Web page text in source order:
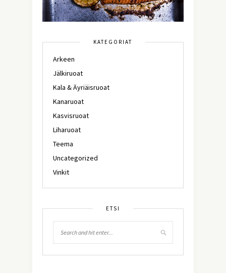
KATEGORIAT
Arkeen
Jälkiruoat
Kala & Äyriäisruoat
Kanaruoat
Kasvisruoat
Liharuoat
Teema
Uncategorized
Vinkit
ETSI